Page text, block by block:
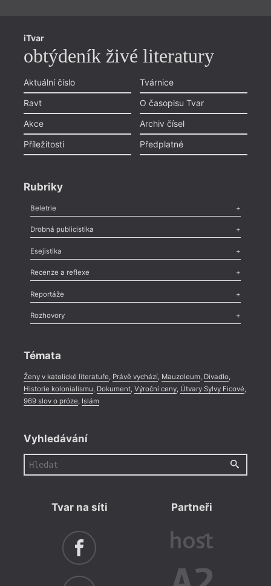
iTvar
obtýdeník živé literatury
Aktuální číslo
Ravt
Akce
Příležitosti
Tvárnice
O časopisu Tvar
Archiv čísel
Předplatné
Rubriky
Beletrie
Poezie,Próza,Dokumenty
Drobná publicistika
Odlesk
Nekrolog,Glosa,Sloupek,Pozvánka,Literární soutěž,
Esejistika
Esej ,Pádlo,Úvaha
Recenze a reflexe
Recenze
Méně slov o próze,Celá rubrika
Reportáže
Literární zítřky
Celá rubrika
Rozhovory
Témata
Ženy v katolické literatuře, Právě vychází, Mauzoleum, Divadlo,
Historie kolonialismu, Dokument, Výroční ceny, Útvary Sylvy Ficové,
969 slov o próze, Islám
Vyhledávání
Tvar na síti Partneři